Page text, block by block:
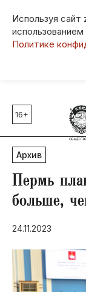
Используя
Политике
Главные темы
80 лет Победы
Молодежная
СВО
Выборы в
Социальная
Инфраструктура
16+
Архив
Пермь
больше,
24.11.2023